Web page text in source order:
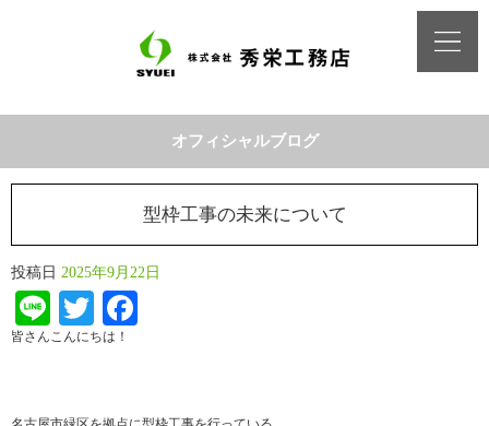
オフィシャルブログ
型枠工事の未来について
投稿日 2025年9月22日
LineTwitter
皆さんこんにちは！